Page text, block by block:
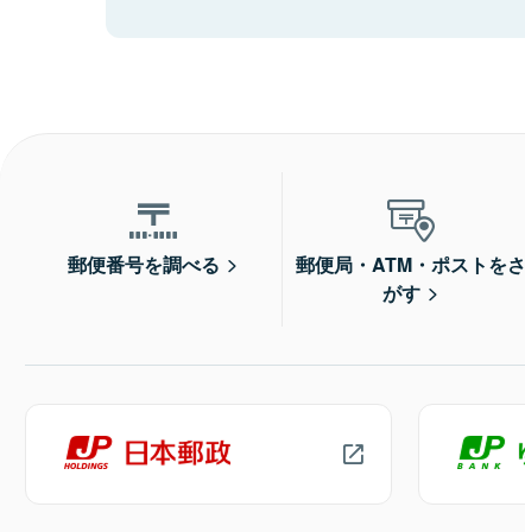
郵便番号を調べる
郵便局・ATM・ポストをさ
がす